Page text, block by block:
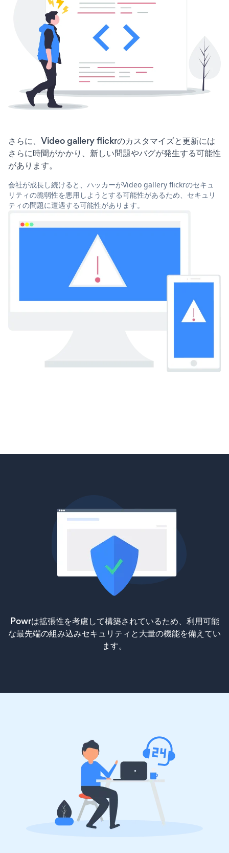
さらに、Video gallery flickrのカスタマイズと更新には
さらに時間がかかり、新しい問題やバグが発生する可能性
があります。
会社が成長し続けると、ハッカーがVideo gallery flickrのセキュ
リティの脆弱性を悪用しようとする可能性があるため、セキュリ
ティの問題に遭遇する可能性があります。
Powrは拡張性を考慮して構築されているため、利用可能
な最先端の組み込みセキュリティと大量の機能を備えてい
ます。